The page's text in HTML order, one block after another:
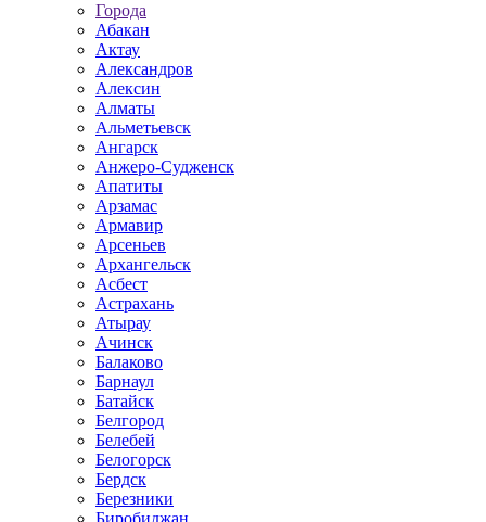
Города
Абакан
Актау
Александров
Алексин
Алматы
Альметьевск
Ангарск
Анжеро-Судженск
Апатиты
Арзамас
Армавир
Арсеньев
Архангельск
Асбест
Астрахань
Атырау
Ачинск
Балаково
Барнаул
Батайск
Белгород
Белебей
Белогорск
Бердск
Березники
Биробиджан